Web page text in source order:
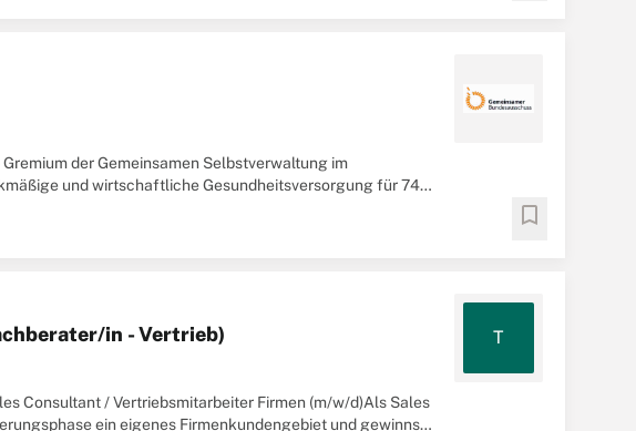
der Gemeinsamen Selbstverwaltung im
und wirtschaftliche Gesundheitsversorgung für 74
bookmark
in - Vertrieb) T
Consultant / Vertriebsmitarbeiter Firmen (m/w/d)Als Sales
ein eigenes Firmenkundengebiet und gewinnst